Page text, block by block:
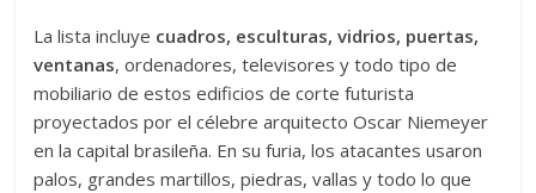
La lista incluye cuadros, esculturas, vidrios, puertas,
ventanas, ordenadores, televisores y todo tipo de
mobiliario de estos edificios de corte futurista
proyectados por el célebre arquitecto Oscar Niemeyer
en la capital brasileña. En su furia, los atacantes usaron
palos, grandes martillos, piedras, vallas y todo lo que